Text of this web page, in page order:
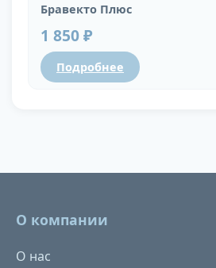
Бравекто Плюс
1 850 ₽
Подробнее
О компании
О нас